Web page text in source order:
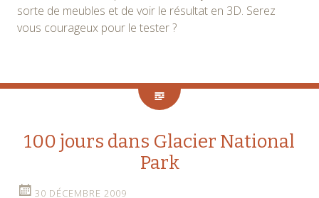
sorte de meubles et de voir le résultat en 3D. Serez
vous courageux pour le tester ?
100 jours dans Glacier National
Park
30 DÉCEMBRE 2009